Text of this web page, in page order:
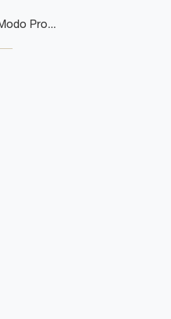
Mobile da Bagno sospeso Modo Project 12 di Arrital: clicca e scopri di più su mobili bagno sospesi in metallo e accessori del marchio.